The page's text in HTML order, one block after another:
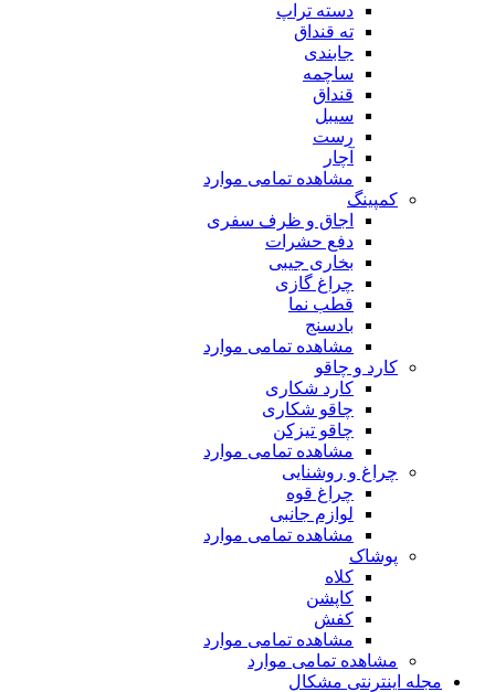
دسته تراپ
ته قنداق
جابندی
ساچمه
قنداق
سیبل
رست
آچار
مشاهده تمامی موارد
کمپینگ
اجاق و ظرف سفری
دفع حشرات
بخاری جیبی
چراغ گازی
قطب نما
بادسنج
مشاهده تمامی موارد
کارد و چاقو
کارد شکاری
چاقو شکاری
چاقو تیزکن
مشاهده تمامی موارد
چراغ و روشنایی
چراغ قوه
لوازم جانبی
مشاهده تمامی موارد
پوشاک
کلاه
کاپشن
کفش
مشاهده تمامی موارد
مشاهده تمامی موارد
مجله اینترنتی مشکال